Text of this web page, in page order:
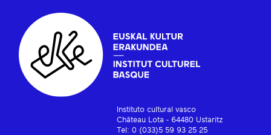
Instituto cultural vasco
Château Lota - 64480 Ustaritz
Tel: 0 (033)5 59 93 25 25